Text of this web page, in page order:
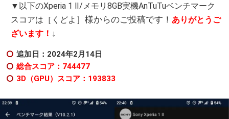
▼以下のXperia 1 Ⅱ/メモリ8GB実機AnTuTuベンチマーク
スコアは［くどよ ］様からのご投稿です！ ありがとうご
ざいます！ ↓
追加日：2024年2月14日
総合スコア：744477
3D（GPU）スコア：193833